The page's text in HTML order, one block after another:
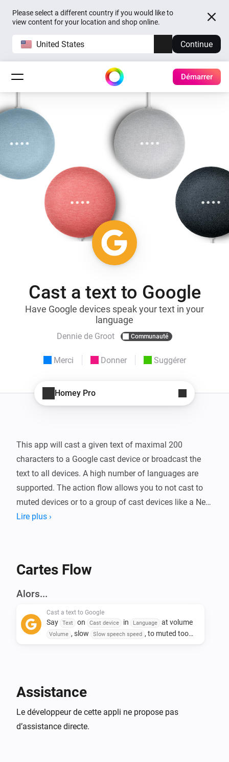
Please select a different country if you would like to
view content for your location and shop online.
United States Continue
Démarrer
Cast a text to Google
Have Google devices speak your text in your
language
Dennie de Groot Communauté
Merci Donner Suggérer
Homey Pro
This app will cast a given text of maximal 200
characters to a Google cast device or broadcast the
text to all devices. A high number of languages are
supported. The action flow allows you to not cast to
muted devices or to a group of cast devices like a Nest
Mini stereo pair.
Lire plus ›
Cartes Flow
Alors...
Cast a text to Google
Say Text on Cast device in Language at volume
Volume , slow Slow speech speed , to muted too
Assistance
Le développeur de cette appli ne propose pas
d’assistance directe.